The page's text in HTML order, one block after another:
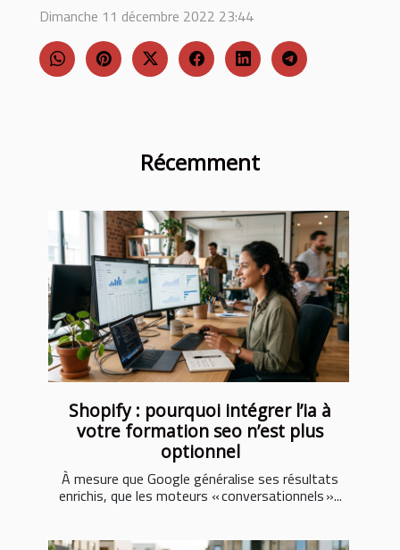
Récemment
Shopify : pourquoi intégrer l’ia à
votre formation seo n’est plus
optionnel
À mesure que Google généralise ses résultats
enrichis, que les moteurs « conversationnels »...
Dimanche 11 décembre 2022 23:44